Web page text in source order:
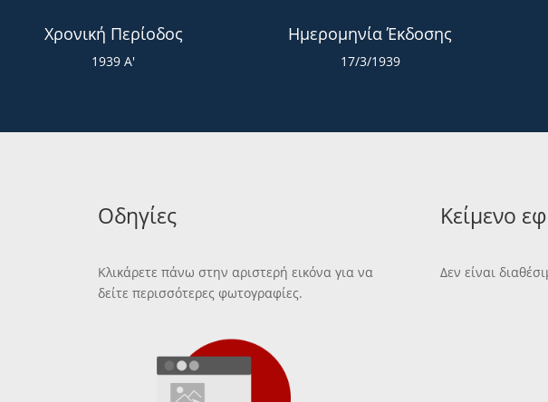
Χρονική Περίοδος
1939 Α'
Ημερομηνία Έκδοσης
17/3/1939
Οδηγίες
Κλικάρετε πάνω στην αριστερή εικόνα για να
δείτε περισσότερες φωτογραφίες.
Κείμενο
Δεν είναι